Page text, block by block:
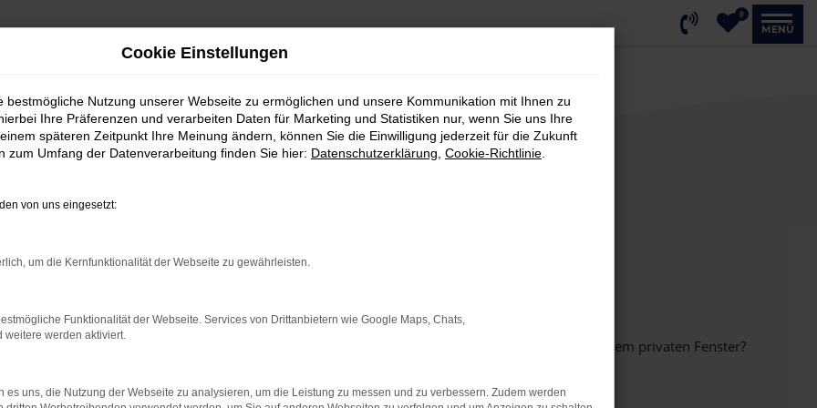
0
MENÜ
bestimmter Seiten verhindern. Funktioniert die Seite in einem anderen Browser oder in einem privaten Fenster?
beheben.
Cookie Einstellungen
bestmögliche Nutzung unserer Webseite zu ermöglichen und unsere Kommunikation mit Ihnen zu
Ihre Präferenzen und verarbeiten Daten für Marketing und Statistiken nur, wenn Sie uns Ihre
späteren Zeitpunkt Ihre Meinung ändern, können Sie die Einwilligung jederzeit für die Zukunft
zum Umfang der Datenverarbeitung finden Sie hier: Datenschutzerklärung Cookie-Richtlinie
von uns eingesetzt:
um die Kernfunktionalität der Webseite zu gewährleisten.
Funktionalität der Webseite. Services von Drittanbietern wie Google Maps, Chats,
weitere werden aktiviert.
es uns, die Nutzung der Webseite zu analysieren, um die Leistung zu messen und zu verbessern. Zudem werden